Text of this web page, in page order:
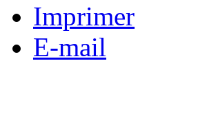
Imprimer
E-mail